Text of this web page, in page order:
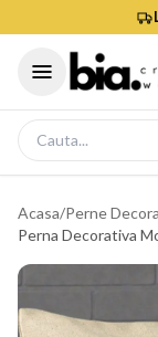
Acasa/Perne
Perna Decorativa